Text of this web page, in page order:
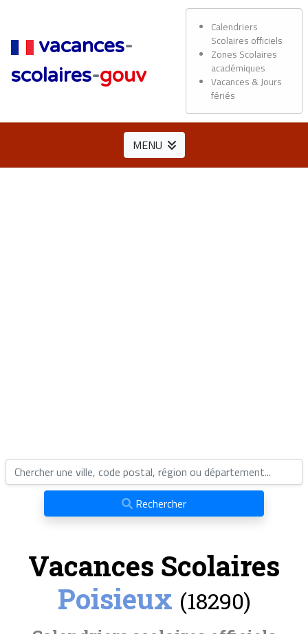
vacances-
scolaires-gouv
Calendriers
Scolaires officiels
Zones Scolaires
académiques
Vacances & Jours
fériés
MENU
Rechercher
Vacances Scolaires
Poisieux (18290)